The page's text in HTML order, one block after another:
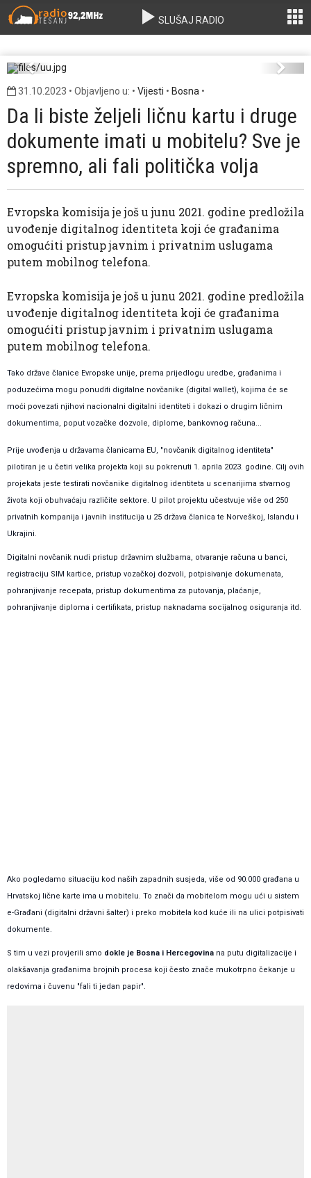
SLUŠAJ RADIO
Previous Next
31.10.2023 • Objavljeno u: • Vijesti • Bosna •
Da li biste željeli ličnu kartu i druge
dokumente imati u mobitelu? Sve je
spremno, ali fali politička volja
Evropska komisija je još u junu 2021. godine predložila
uvođenje digitalnog identiteta koji će građanima
omogućiti pristup javnim i privatnim uslugama
putem mobilnog telefona.
Evropska komisija je još u junu 2021. godine predložila
uvođenje digitalnog identiteta koji će građanima
omogućiti pristup javnim i privatnim uslugama
putem mobilnog telefona.
Tako države članice Evropske unije, prema prijedlogu uredbe, građanima i
poduzećima mogu ponuditi digitalne novčanike (digital wallet), kojima će se
moći povezati njihovi nacionalni digitalni identiteti i dokazi o drugim ličnim
dokumentima, poput vozačke dozvole, diplome, bankovnog računa...
Prije uvođenja u državama članicama EU, "novčanik digitalnog identiteta"
pilotiran je u četiri velika projekta koji su pokrenuti 1. aprila 2023. godine. Cilj ovih
projekata jeste testirati novčanike digitalnog identiteta u scenarijima stvarnog
života koji obuhvaćaju različite sektore. U pilot projektu učestvuje više od 250
privatnih kompanija i javnih institucija u 25 država članica te Norveškoj, Islandu i
Ukrajini.
Digitalni novčanik nudi pristup državnim službama, otvaranje računa u banci,
registraciju SIM kartice, pristup vozačkoj dozvoli, potpisivanje dokumenata,
pohranjivanje recepata, pristup dokumentima za putovanja, plaćanje,
pohranjivanje diploma i certifikata, pristup naknadama socijalnog osiguranja itd.
Ako pogledamo situaciju kod naših zapadnih susjeda, više od 90.000 građana u
Hrvatskoj lične karte ima u mobitelu. To znači da mobitelom mogu ući u sistem
e-Građani (digitalni državni šalter) i preko mobitela kod kuće ili na ulici potpisivati
dokumente.
S tim u vezi provjerili smo dokle je Bosna i Hercegovina na putu digitalizacije i
olakšavanja građanima brojnih procesa koji često znače mukotrpno čekanje u
redovima i čuvenu "fali ti jedan papir".